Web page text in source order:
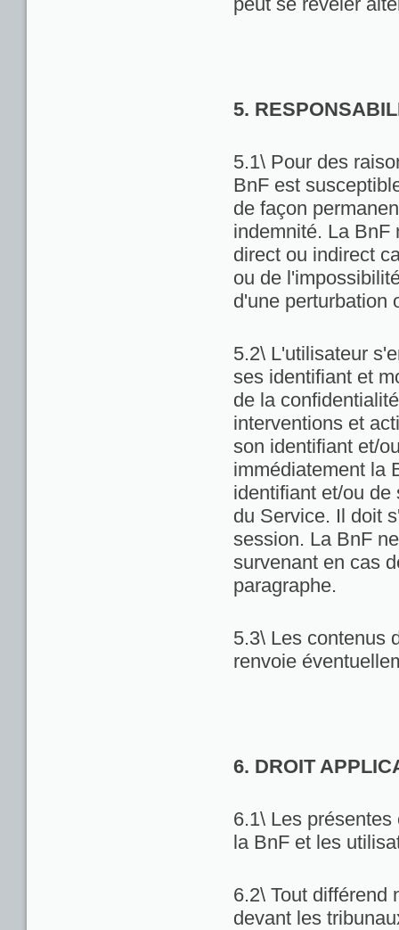
5.
5.1\ Pour des
BnF est
de façon
indemnité. La BnF
direct ou indirect
ou de
d'une perturbation
5.2\ L'utilisateur
ses identifiant et
de la
interventions et
son identifiant et/
immédiatement la
identifiant et/ou
du Service. Il doit
session. La BnF
survenant en cas
paragraphe.
5.3\ Les contenus
renvoie
6. DROIT
6.1\ Les
la BnF et les
6.2\ Tout différend
devant les